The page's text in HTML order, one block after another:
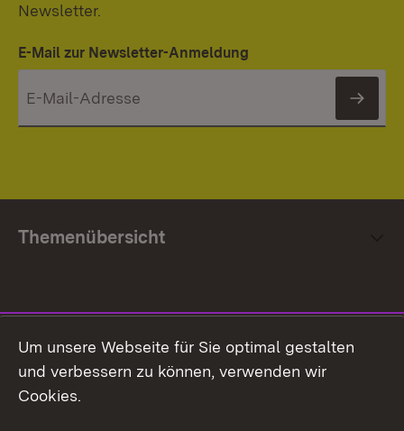
Newsletter.
E-Mail zur Newsletter-Anmeldung
Themenübersicht
Facebook
Um unsere Webseite für Sie optimal gestalten
und verbessern zu können, verwenden wir
Cookies.